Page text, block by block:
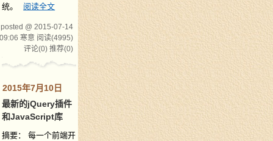
统。
阅读全文
posted @ 2015-07-14
寒意 阅读(4995)
评论(0) 推荐(0)
2015年7月10日
最新的jQuery插件
和JavaScript库
摘要： 每一个前端开